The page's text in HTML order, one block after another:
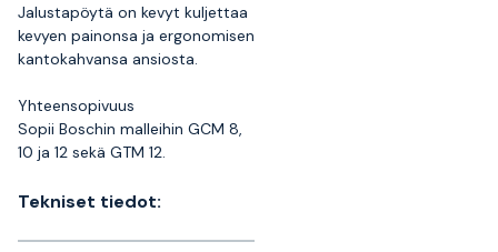
Jalustapöytä on kevyt kuljettaa
kevyen painonsa ja ergonomisen
kantokahvansa ansiosta.
Yhteensopivuus
Sopii Boschin malleihin GCM 8,
10 ja 12 sekä GTM 12.
Tekniset tiedot: